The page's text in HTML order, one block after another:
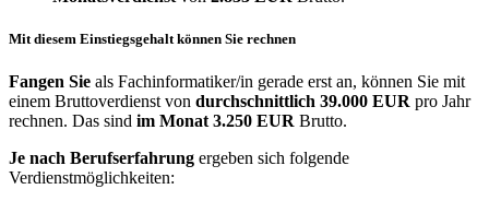
Mit diesem Einstiegsgehalt können Sie rechnen
Fangen Sie als Fachinformatiker/in gerade erst an, können Sie mit
einem Bruttoverdienst von durchschnittlich 39.000 EUR pro Jahr
rechnen. Das sind im Monat 3.250 EUR Brutto.
Je nach Berufserfahrung ergeben sich folgende
Verdienstmöglichkeiten: